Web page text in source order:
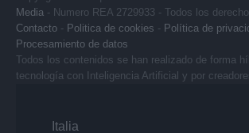
Media - Numero REA 2729933 - Todos los
Contacto - Politica de cookies - Política de
Procesamiento de datos
Todos los contenidos se han realizado de forma
tecnología con Inteligencia Artificial y por
Italia